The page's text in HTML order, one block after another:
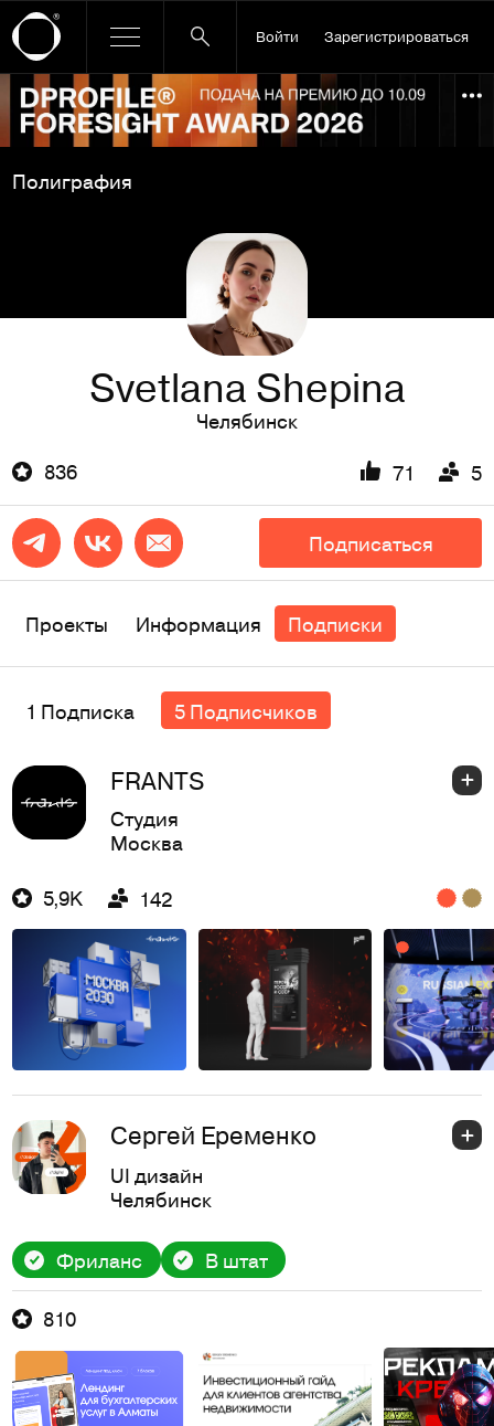
Войти Зарегистрироваться
Ссылка баннера
Полиграфия
Svetlana Shepina
Челябинск
836
71 5
Подписаться
Проекты Информация Подписки
1 Подписка 5 Подписчиков
FRANTS
Студия
Москва
5,9K 142
Сергей Еременко
UI дизайн
Челябинск
Фриланс В штат
810